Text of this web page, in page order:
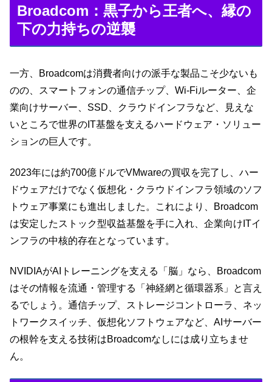
Broadcom：黒子から王者へ、縁の
下の力持ちの逆襲
一方、Broadcomは消費者向けの派手な製品こそ少ないも
のの、スマートフォンの通信チップ、Wi-Fiルーター、企
業向けサーバー、SSD、クラウドインフラなど、見えな
いところで世界のIT基盤を支えるハードウェア・ソリュー
ションの巨人です。
2023年には約700億ドルでVMwareの買収を完了し、ハー
ドウェアだけでなく仮想化・クラウドインフラ領域のソフ
トウェア事業にも進出しました。これにより、Broadcom
は安定したストック型収益基盤を手に入れ、企業向けITイ
ンフラの中核的存在となっています。
NVIDIAがAIトレーニングを支える「脳」なら、Broadcom
はその情報を流通・管理する「神経網と循環器系」と言え
るでしょう。通信チップ、ストレージコントローラ、ネッ
トワークスイッチ、仮想化ソフトウェアなど、AIサーバー
の根幹を支える技術はBroadcomなしには成り立ちませ
ん。